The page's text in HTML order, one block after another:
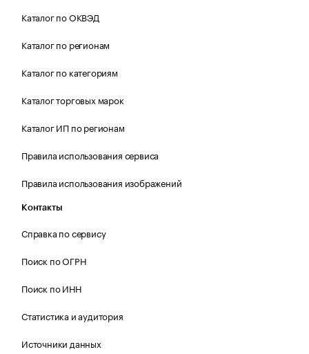
Каталог по ОКВЭД
Каталог по регионам
Каталог по категориям
Каталог торговых марок
Каталог ИП по регионам
Правила использования сервиса
Правила использования изображений
Контакты
Справка по сервису
Поиск по ОГРН
Поиск по ИНН
Статистика и аудитория
Источники данных